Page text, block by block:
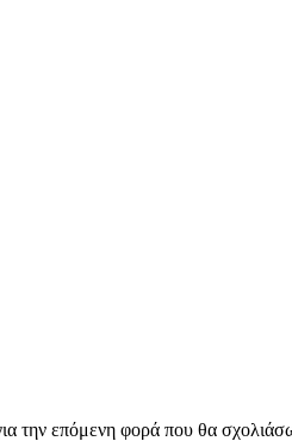
την επόμενη φορά που θα